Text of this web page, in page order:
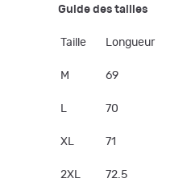
Guide des tailles
Taille Longueur
M 69
L 70
XL 71
2XL 72.5